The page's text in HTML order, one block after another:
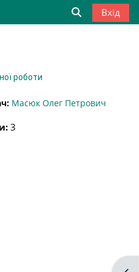
Вхід
роботи
Масюк Олег Петрович
:3